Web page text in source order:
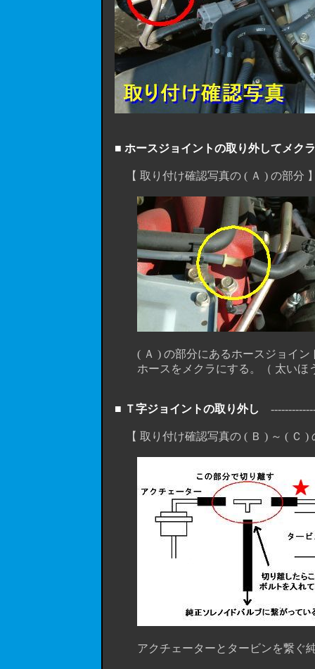
■ ホースジョイントの取り外してメク
【 取り付け確認写真の ( Ａ ) の部分
( Ａ ) の部分にあるホースジョイント
ホースをメクラにする。（ 太いほう
■ Ｔ字ジョイントの取り外し
【 取り付け確認写真の ( Ｂ ) ～ ( Ｃ )
アクチェーターとタービンを繋ぐ純